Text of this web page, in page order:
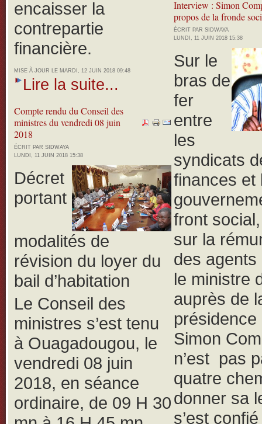
encaisser la
contrepartie
financière.
MISE À JOUR LE MARDI, 12 JUIN 2018 09:48
Lire la suite...
Compte rendu du Conseil des
ministres du vendredi 08 juin
2018
ÉCRIT PAR SIDWAYA
LUNDI, 11 JUIN 2018 15:38
Décret
portant
modalités de
révision du loyer du
bail d’habitation
Le Conseil des
ministres s’est tenu
à Ouagadougou, le
vendredi 08 juin
2018, en séance
ordinaire, de 09 H 30
Interview : Simon
propos de la fronde
ÉCRIT PAR SIDWAYA
LUNDI, 11 JUIN 2018 15:38
Sur le
bras de
fer
entre
les
syndicats
finances et
front
sur la
des agents
le ministre
auprès de
Simon
n’est pas
quatre
donner sa
s’est